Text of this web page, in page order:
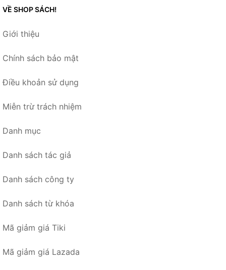
VỀ SHOP SÁCH!
Giới thiệu
Chính sách bảo mật
Điều khoản sử dụng
Miễn trừ trách nhiệm
Danh mục
Danh sách tác giả
Danh sách công ty
Danh sách từ khóa
Mã giảm giá Tiki
Mã giảm giá Lazada